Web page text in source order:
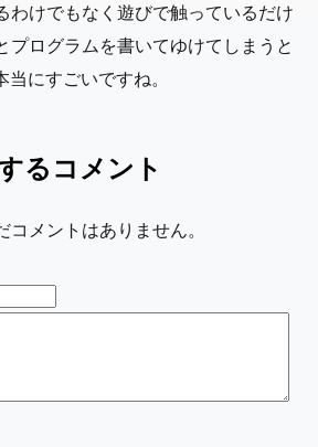
わけでもなく遊びで触っているだけ
プログラムを書いてゆけてしまうと
にすごいですね。
るコメント
コメントはありません。